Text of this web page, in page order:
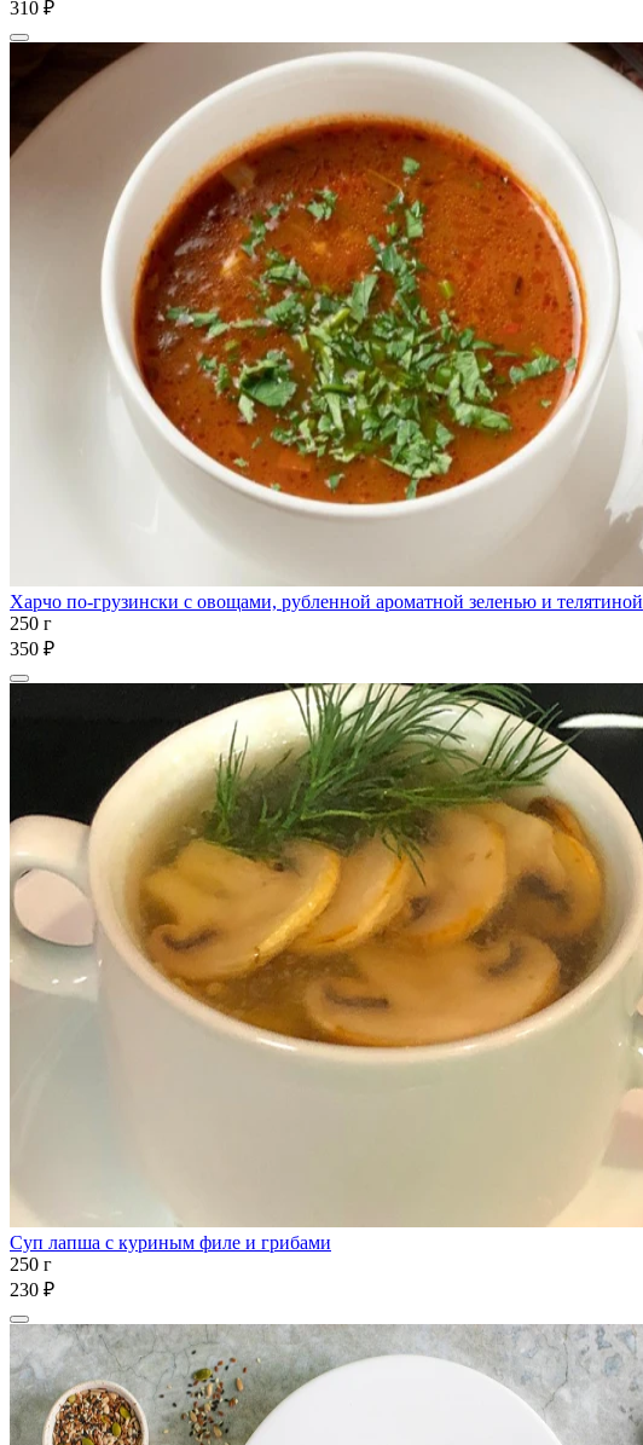
310 ₽
Харчо по-грузински с овощами, рубленной ароматной зеленью и телятиной
250 г
350 ₽
Суп лапша с куриным филе и грибами
250 г
230 ₽